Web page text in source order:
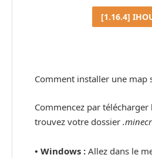
[1.16.4]
Comment installer une map
Commencez par
trouvez votre dossier
• Windows : Allez dans le